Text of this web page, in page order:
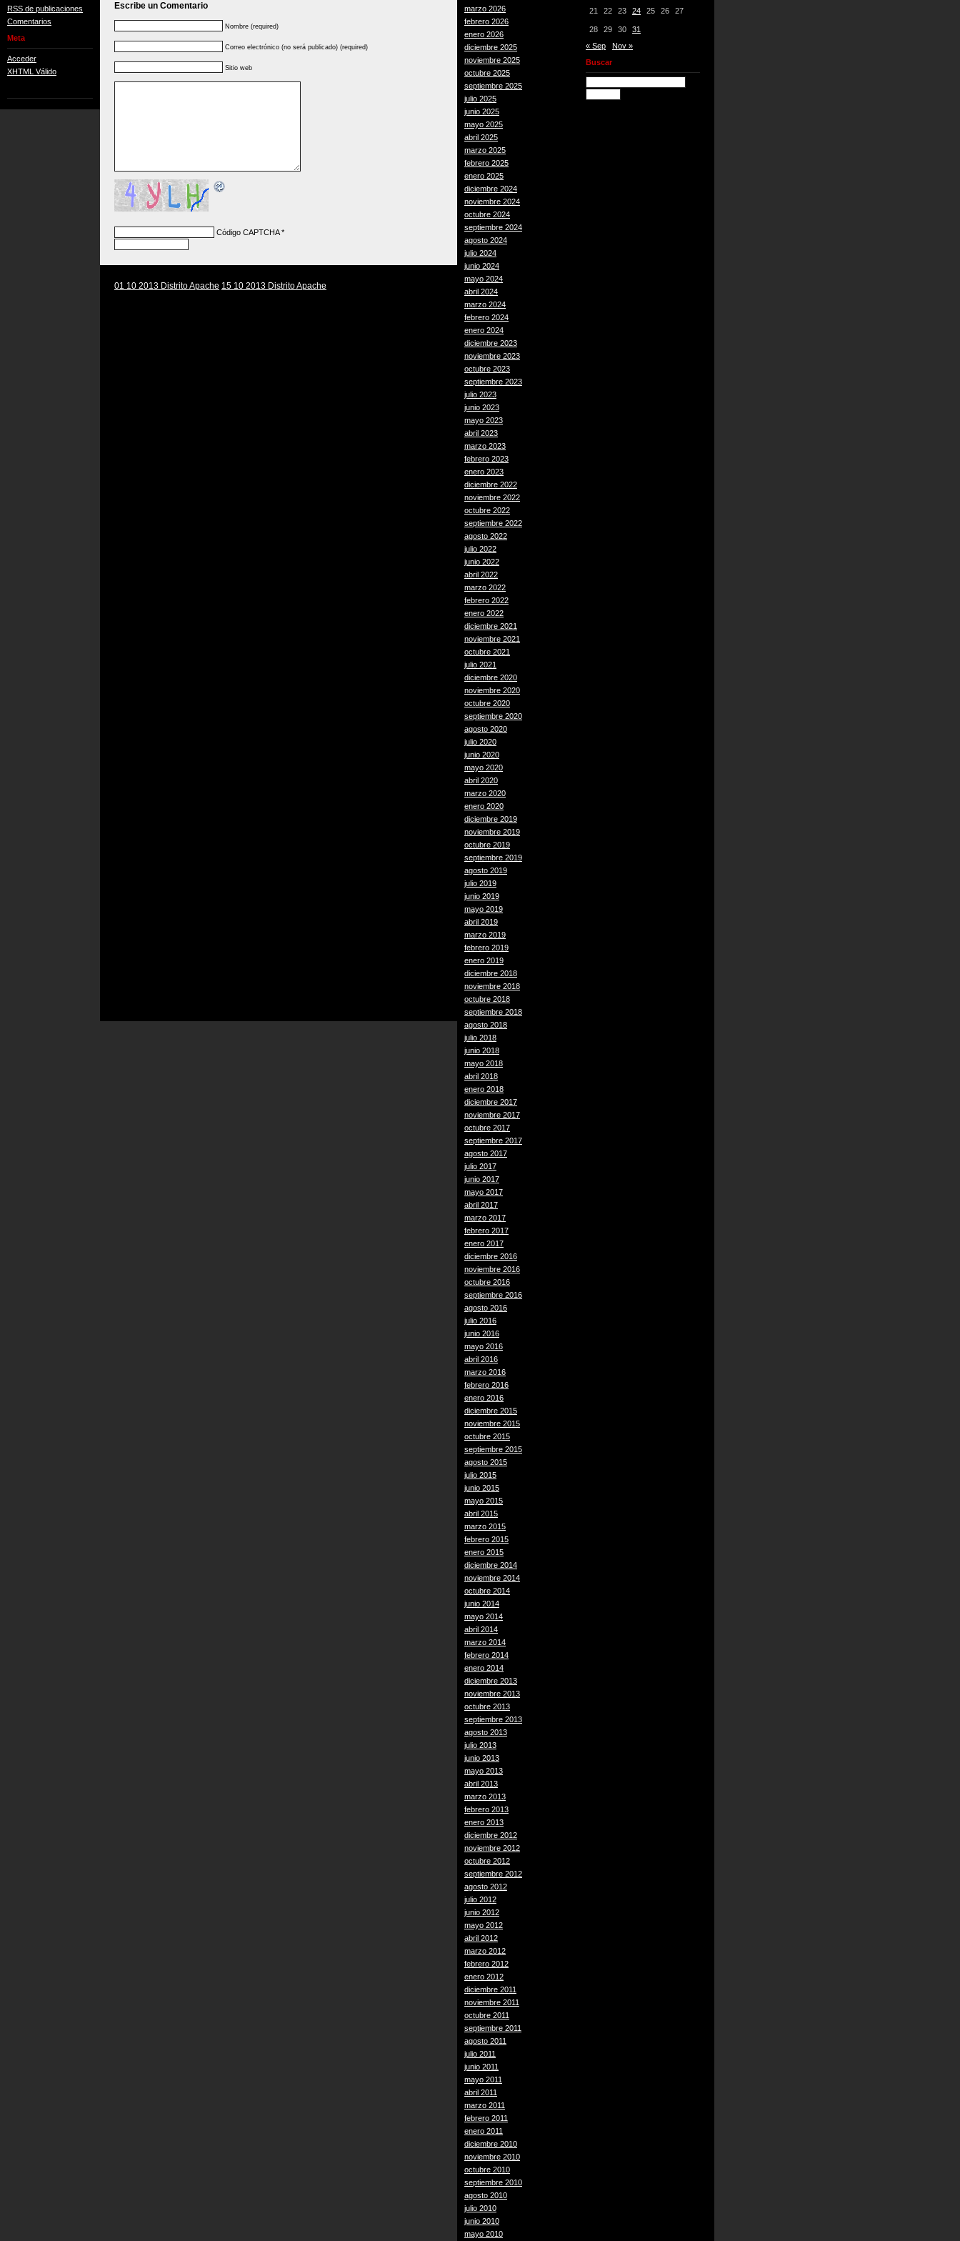
RSS de publicaciones
Comentarios
Meta
Acceder
XHTML Válido
Escribe un Comentario
Nombre (required)
Correo electrónico (no será publicado) (required)
Sitio web
Código CAPTCHA*
01 10 2013 Distrito Apache 15 10 2013 Distrito Apache
marzo 2026
febrero 2026
enero 2026
diciembre 2025
noviembre 2025
octubre 2025
septiembre 2025
julio 2025
junio 2025
mayo 2025
abril 2025
marzo 2025
febrero 2025
enero 2025
diciembre 2024
noviembre 2024
octubre 2024
septiembre 2024
agosto 2024
julio 2024
junio 2024
mayo 2024
abril 2024
marzo 2024
febrero 2024
enero 2024
diciembre 2023
noviembre 2023
octubre 2023
septiembre 2023
julio 2023
junio 2023
mayo 2023
abril 2023
marzo 2023
febrero 2023
enero 2023
diciembre 2022
noviembre 2022
octubre 2022
septiembre 2022
agosto 2022
julio 2022
junio 2022
abril 2022
marzo 2022
febrero 2022
enero 2022
diciembre 2021
noviembre 2021
octubre 2021
julio 2021
diciembre 2020
noviembre 2020
octubre 2020
septiembre 2020
agosto 2020
julio 2020
junio 2020
mayo 2020
abril 2020
marzo 2020
enero 2020
diciembre 2019
noviembre 2019
octubre 2019
septiembre 2019
agosto 2019
julio 2019
junio 2019
mayo 2019
abril 2019
marzo 2019
febrero 2019
enero 2019
diciembre 2018
noviembre 2018
octubre 2018
septiembre 2018
agosto 2018
julio 2018
junio 2018
mayo 2018
abril 2018
enero 2018
diciembre 2017
noviembre 2017
octubre 2017
septiembre 2017
agosto 2017
julio 2017
junio 2017
mayo 2017
abril 2017
marzo 2017
febrero 2017
enero 2017
diciembre 2016
noviembre 2016
octubre 2016
septiembre 2016
agosto 2016
julio 2016
junio 2016
mayo 2016
abril 2016
marzo 2016
febrero 2016
enero 2016
diciembre 2015
noviembre 2015
octubre 2015
septiembre 2015
agosto 2015
julio 2015
junio 2015
mayo 2015
abril 2015
marzo 2015
febrero 2015
enero 2015
diciembre 2014
noviembre 2014
octubre 2014
junio 2014
mayo 2014
abril 2014
marzo 2014
febrero 2014
enero 2014
diciembre 2013
noviembre 2013
octubre 2013
septiembre 2013
agosto 2013
julio 2013
junio 2013
mayo 2013
abril 2013
marzo 2013
febrero 2013
enero 2013
diciembre 2012
noviembre 2012
octubre 2012
septiembre 2012
agosto 2012
julio 2012
junio 2012
mayo 2012
abril 2012
marzo 2012
febrero 2012
enero 2012
diciembre 2011
noviembre 2011
octubre 2011
septiembre 2011
agosto 2011
julio 2011
junio 2011
mayo 2011
abril 2011
marzo 2011
febrero 2011
enero 2011
diciembre 2010
noviembre 2010
octubre 2010
septiembre 2010
agosto 2010
julio 2010
junio 2010
mayo 2010
21 22 23 24 25 26 27
28 29 30
31
« Sep
Nov »
Buscar